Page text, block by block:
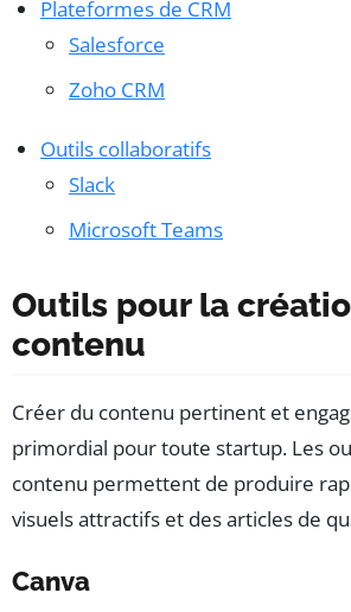
Plateformes de CRM
Salesforce
Zoho CRM
Outils collaboratifs
Slack
Microsoft Teams
Outils pour la
contenu
Créer du contenu pertinent et
primordial pour toute startup. Les
contenu permettent de produire
visuels attractifs et des articles de
Canva